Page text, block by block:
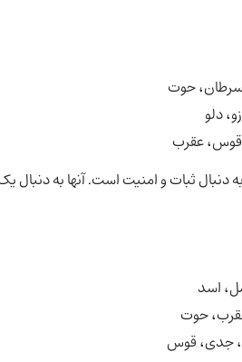
سرطان، حوت
دلو
قوس، عقرب
ثبات و امنیت است. آنها به دنبال
اسد
حوت
جدی، قوس